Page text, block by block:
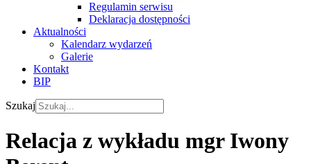
Regulamin serwisu
Deklaracja dostępności
Aktualności
Kalendarz wydarzeń
Galerie
Kontakt
BIP
Szukaj
Relacja z wykładu mgr Iwony